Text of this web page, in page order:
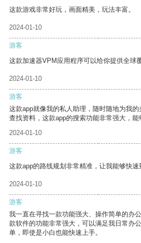
这款游戏非常好玩，画面精美，玩法丰富。
2024-01-10
游客
这款加速器VPM应用程序可以给你提供全球
2024-01-10
游客
这款app就像我的私人助理，随时随地为我
查找资料，这款app的搜索功能非常强大，能
2024-01-10
游客
这款app的路线规划非常精准，让我能够快速
2024-01-10
游客
我一直在寻找一款功能强大、操作简单的办
款软件的功能非常强大，可以满足我日常办
单，即使是小白也能快速上手。